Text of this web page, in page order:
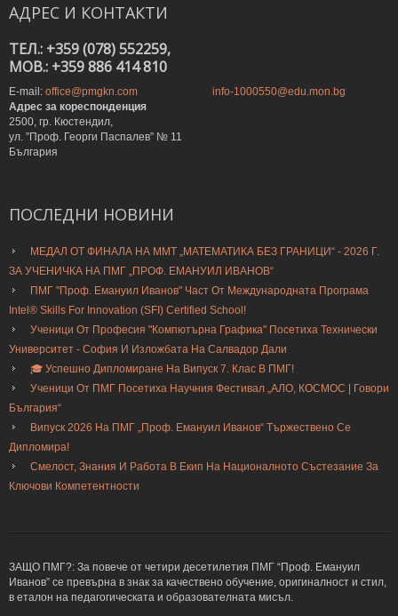
АДРЕС И КОНТАКТИ
ТЕЛ.: +359 (078) 552259,
MOB.: +359 886 414 810
E-mail: office@pmgkn.com
info-1000550@edu.mon.bg
Адрес за кореспонденция
2500, гр. Кюстендил,
ул. ”Проф. Георги Паспалев” № 11
България
ПОСЛЕДНИ НОВИНИ
МЕДАЛ ОТ ФИНАЛА НА ММТ „МАТЕМАТИКА БЕЗ ГРАНИЦИ“ - 2026 Г.
ЗА УЧЕНИЧКА НА ПМГ „ПРОФ. ЕМАНУИЛ ИВАНОВ“
ПМГ "Проф. Емануил Иванов" Част От Международната Програма
Intel® Skills For Innovation (SFI) Certified School!
Ученици От Професия "Компютърна Графика" Посетиха Технически
Университет - София И Изложбата На Салвадор Дали
🎓 Успешно Дипломиране На Випуск 7. Клас В ПМГ!
Ученици От ПМГ Посетиха Научния Фестивал „АЛО, КОСМОС | Говори
България“
Випуск 2026 На ПМГ „Проф. Емануил Иванов“ Тържествено Се
Дипломира!
Смелост, Знания И Работа В Екип На Националното Състезание За
Ключови Компетентности
ЗАЩО ПМГ?: За повече от четири десетилетия ПМГ “Проф. Емануил
Иванов” се превърна в знак за качествено обучение, оригиналност и стил,
в еталон на педагогическата и образователната мисъл.